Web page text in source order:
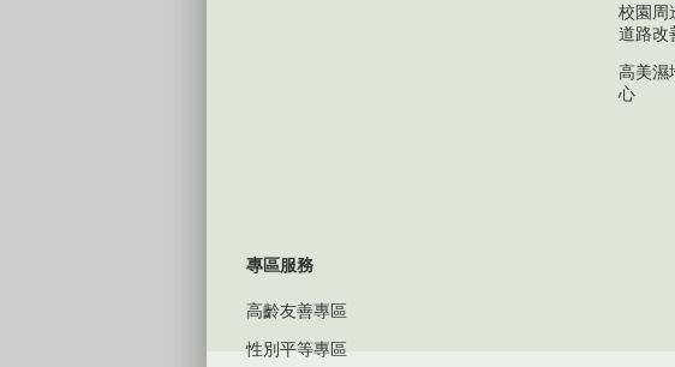
校園周
道路改
高美濕
心
專區服務
高齡友善專區
性別平等專區